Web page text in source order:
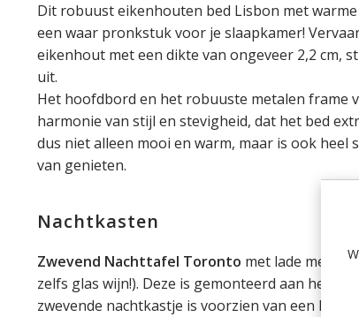
Dit robuust eikenhouten bed Lisbon met
een waar pronkstuk voor je slaapkamer!
eikenhout met een dikte van ongeveer 2,2 cm,
uit.
Het hoofdbord en het robuuste metalen frame
harmonie van stijl en stevigheid, dat het bed
dus niet alleen mooi en warm, maar is ook heel
van genieten.
Nachtkasten
Zwevend Nachttafel Toronto met lade met
zelfs glas wijn!). Deze is gemonteerd aan het
zwevende nachtkastje is voorzien van een lade.